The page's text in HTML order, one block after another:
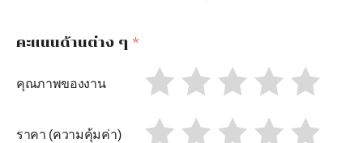
คะแนนด้านต่าง ๆ *
คุณภาพของงาน
ราคา (ความคุ้มค่า)